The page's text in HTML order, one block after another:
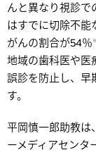
んと異なり視診で
はすでに切除不能
がんの割合が54％
地域の歯科医や医
誤診を防止し、早
す。
平岡慎一郎助教は
ーメディアセン